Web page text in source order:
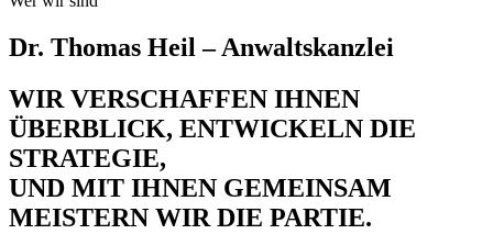
Dr. Thomas Heil – Anwaltskanzlei
WIR VERSCHAFFEN IHNEN
ÜBERBLICK, ENTWICKELN DIE
STRATEGIE,
UND MIT IHNEN GEMEINSAM
MEISTERN WIR DIE PARTIE.